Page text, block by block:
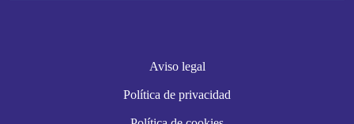
Aviso legal
Política de privacidad